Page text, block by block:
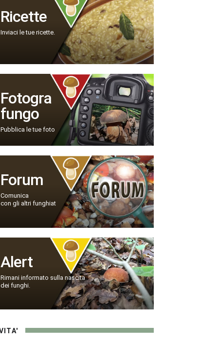
Ricette
Inviaci le tue ricette.
Fotogra
fungo
Pubblica le tue foto
Forum
Comunica
con gli altri funghiat
Alert
Rimani informato sulla nascita
dei funghi.